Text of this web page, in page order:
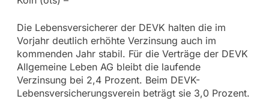
Die Lebensversicherer der DEVK halten die im
Vorjahr deutlich erhöhte Verzinsung auch im
kommenden Jahr stabil. Für die Verträge der DEVK
Allgemeine Leben AG bleibt die laufende
Verzinsung bei 2,4 Prozent. Beim DEVK-
Lebensversicherungsverein beträgt sie 3,0 Prozent.